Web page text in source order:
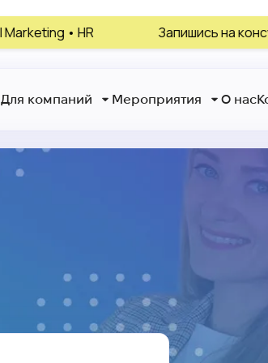
Запишись на консультацию,
Для компаний Мероприятия О нас